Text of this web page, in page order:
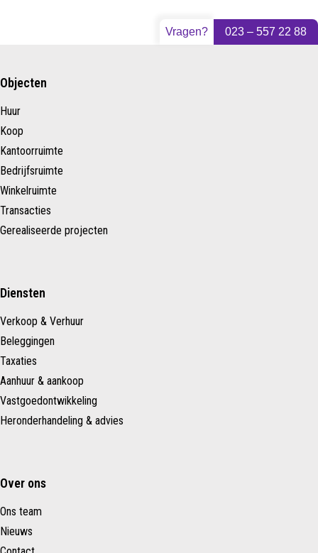
Vragen? 023 – 557 22 88
Objecten
Huur
Koop
Kantoorruimte
Bedrijfsruimte
Winkelruimte
Transacties
Gerealiseerde projecten
Diensten
Verkoop & Verhuur
Beleggingen
Taxaties
Aanhuur & aankoop
Vastgoedontwikkeling
Heronderhandeling & advies
Over ons
Ons team
Nieuws